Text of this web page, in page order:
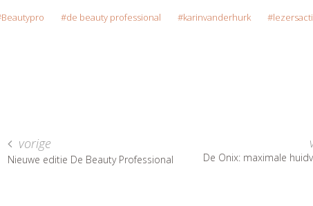
Beautypro de beauty professional karinvanderhurk
vorige
Nieuwe editie De Beauty Professional
De Onix: maximale